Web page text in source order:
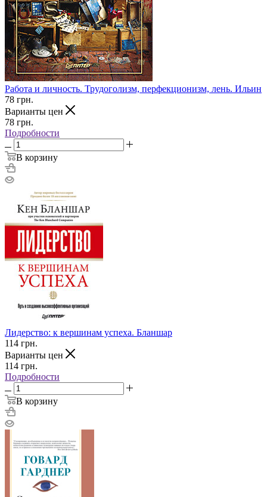
Работа и личность. Трудоголизм, перфекционизм, лень. Ильин
78 грн.
Варианты цен
78 грн.
Подробности
В корзину
Лидерство: к вершинам успеха. Бланшар
114 грн.
Варианты цен
114 грн.
Подробности
В корзину